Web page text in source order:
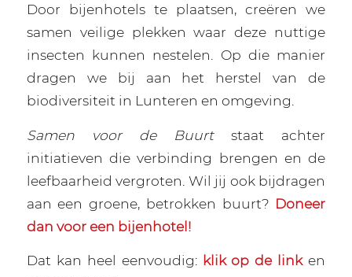
Door bijenhotels te plaatsen, creëren we
samen veilige plekken waar deze nuttige
insecten kunnen nestelen. Op die manier
dragen we bij aan het herstel van de
biodiversiteit in Lunteren en omgeving.
Samen voor de Buurtstaat achter
initiatieven die verbinding brengen en de
leefbaarheid vergroten. Wil jij ook bijdragen
aan een groene, betrokken buurt? Doneer
dan voor een bijenhotel!
Dat kan heel eenvoudig: klik op de linken